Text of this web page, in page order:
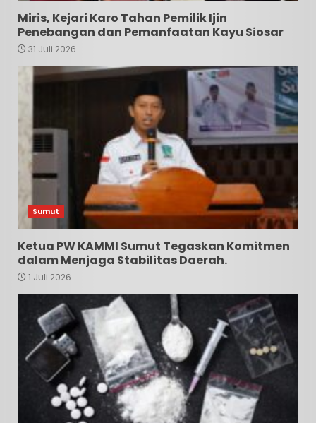
Miris, Kejari Karo Tahan Pemilik Ijin
Penebangan dan Pemanfaatan Kayu Siosar
31 Juli 2026
Sumut
Ketua PW KAMMI Sumut Tegaskan Komitmen
dalam Menjaga Stabilitas Daerah.
1 Juli 2026